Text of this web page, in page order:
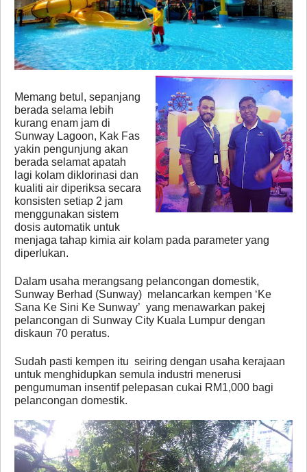
Memang betul, sepanjang
berada selama lebih
kurang enam jam di
Sunway Lagoon, Kak Fas
yakin pengunjung akan
berada selamat apatah
lagi kolam diklorinasi dan
kualiti air diperiksa secara
konsisten setiap 2 jam
menggunakan sistem
dosis automatik untuk
menjaga tahap kimia air kolam pada parameter yang
diperlukan.
Dalam usaha merangsang pelancongan domestik,
Sunway Berhad (Sunway) melancarkan kempen ‘Ke
Sana Ke Sini Ke Sunway’ yang menawarkan pakej
pelancongan di Sunway City Kuala Lumpur dengan
diskaun 70 peratus.
Sudah pasti kempen itu seiring dengan usaha kerajaan
untuk menghidupkan semula industri menerusi
pengumuman insentif pelepasan cukai RM1,000 bagi
pelancongan domestik.